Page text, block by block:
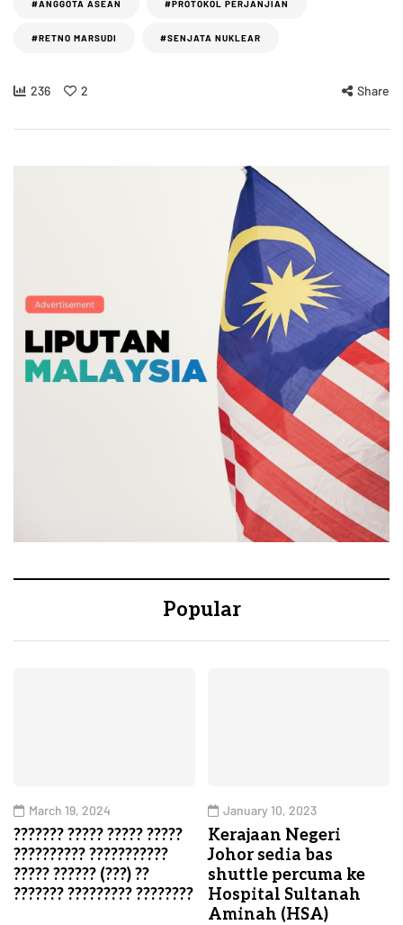
#ANGGOTA ASEAN #PROTOKOL PERJANJIAN
#RETNO MARSUDI #SENJATA NUKLEAR
236 2 Share
Popular
March 19, 2024
??????? ????? ????? ?????
?????????? ???????????
????? ?????? (???) ??
??????? ????????? ????????
January 10, 2023
Kerajaan Negeri
Johor sedia bas
shuttle percuma ke
Hospital Sultanah
Aminah (HSA)